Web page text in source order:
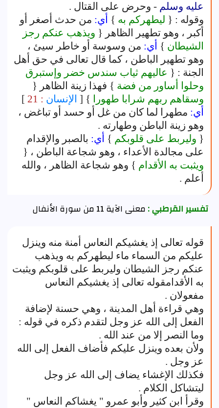
عليه وسلم - وحرض على القتال .
وقوله : { ليطهركم به } أي: من حدث أصغر أو
أكبر ، وهو تطهير الظاهر { ويذهب عنكم رجز
الشيطان } أي: من وسوسة أو خاطر سيئ ،
وهو تطهير الباطن ، كما قال تعالى في حق أهل
الجنة : { عاليهم ثياب سندس خضر وإستبرق
وحلوا أساور من فضة } فهذا زينة الظاهر {
وسقاهم ربهم شرابا طهورا } [ الإنسان : 21
]
أي: مطهرا لما كان من غل أو حسد أو تباغض ،
وهو زينة الباطن وطهارته .
{ وليربط على قلوبكم } أي: بالصبر والإقدام
على مجالدة الأعداء ، وهو شجاعة الباطن ، {
ويثبت به الأقدام } وهو شجاعة الظاهر ، والله
أعلم .
تفسير القرطبي :معنى الآية 11 من سورة الأنفال
قوله تعالى إذ يغشيكم النعاس أمنة منه وينزل
عليكم من السماء ماء ليطهركم به ويذهب
عنكم رجز الشيطان وليربط على قلوبكم ويثبت
به الأقدامقوله تعالى إذ يغشيكم النعاس
مفعولان .
وهي قراءة أهل المدينة ، وهي حسنة لإضافة
الفعل إلى الله عز وجل لتقدم ذكره في قوله :
وما النصر إلا من عند الله .
ولأن بعده وينزل عليكم فأضاف الفعل إلى الله
عز وجل .
فكذلك الإغشاء يضاف إلى الله عز وجل
ليتشاكل الكلام .
وقرأ ابن كثير وأبو عمرو " يغشاكم النعاس "